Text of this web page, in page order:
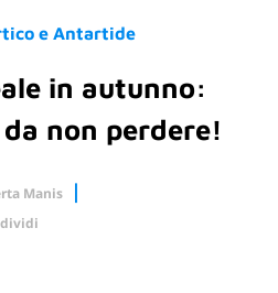
e Antartide
in autunno:
non perdere!
Manis